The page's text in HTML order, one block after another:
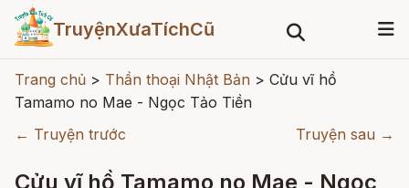
TruyệnXưaTíchCũ
Trang chủ > Thần thoại Nhật Bản > Cửu vĩ hồ
Tamamo no Mae - Ngọc Tảo Tiền
← Truyện trước
Truyện sau →
Cửu vĩ hồ Tamamo no Mae - Ngọc